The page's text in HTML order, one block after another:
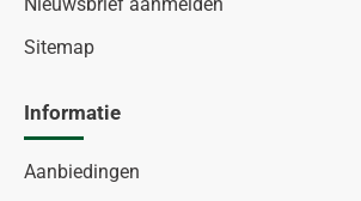
Sitemap
Informatie
Aanbiedingen